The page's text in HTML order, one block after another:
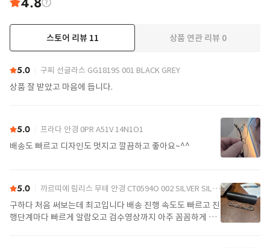
스토어 리뷰 11 상품 연관 리뷰 0
5.0 구찌 선글라스 GG1819S 001 BLACK GREY
상품 잘 받았고 마음에 듭니다.
5.0 프라다 안경 0PR A51V 14N1O1
배송도 빠르고 디자인도 멋지고 깔끔하고 좋아요~^^
5.0 까르띠에 림리스 무테 안경 CT0594O 002 SILVER SILVER TRANSPARENT
구하다 처음 써보는데 최고입니다 배송 진행 속도도 빠르고 진
행단계마다 빠르게 알람오고 검수영상까지 아주 꼼꼼하게 찍